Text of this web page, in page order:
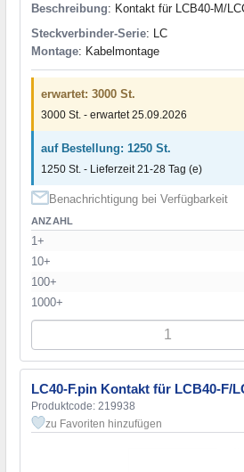
Beschreibung: Kontakt für LCB40-M/
Steckverbinder-Serie: LC
Montage: Kabelmontage
erwartet: 3000 St.
3000 St. - erwartet 25.09.2026
auf Bestellung: 1250 St.
1250 St. - Lieferzeit 21-28 Tag (e)
Benachrichtigung bei Verfügbarkeit
ANZAHL
1+
10+
100+
1000+
LC40-F.pin Kontakt für LCB40-F/
Produktcode: 219938
zu Favoriten hinzufügen